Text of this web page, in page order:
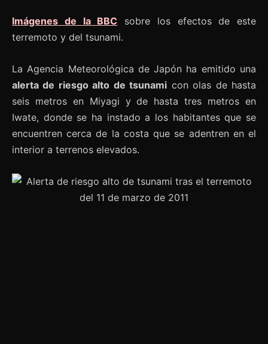
Imágenes de la BBC sobre los efectos de este
terremoto y del tsunami.
La Agencia Meteorológica de Japón ha emitido una
alerta de riesgo alto de tsunami con olas de hasta
seis metros en Miyagi y de hasta tres metros en
Iwate, donde se ha instado a los habitantes que se
encuentren cerca de la costa que se adentren en el
interior a terrenos elevados.